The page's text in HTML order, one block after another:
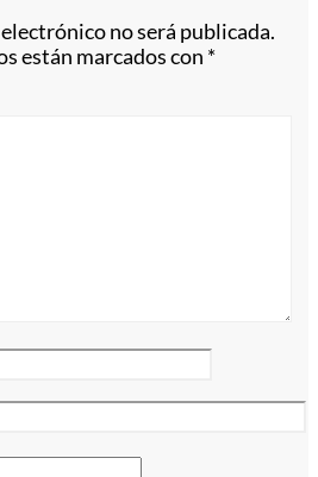
no será publicada.
están marcados con *